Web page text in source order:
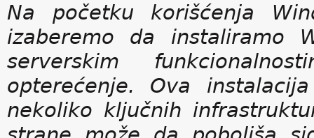
Na početku korišćenja
izaberemo da instaliramo
serverskim
opterećenje. Ova
nekoliko ključnih